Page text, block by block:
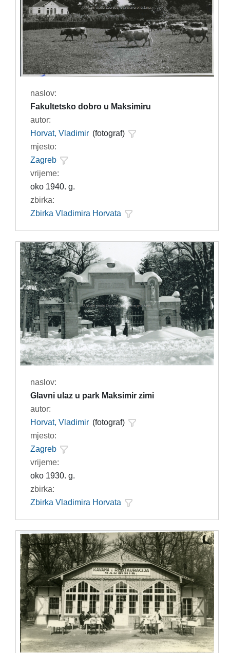
naslov:
Fakultetsko dobro u Maksimiru
autor:
Horvat, Vladimir (fotograf)
mjesto:
Zagreb
vrijeme:
oko 1940. g.
zbirka:
Zbirka Vladimira Horvata
naslov:
Glavni ulaz u park Maksimir zimi
autor:
Horvat, Vladimir (fotograf)
mjesto:
Zagreb
vrijeme:
oko 1930. g.
zbirka:
Zbirka Vladimira Horvata